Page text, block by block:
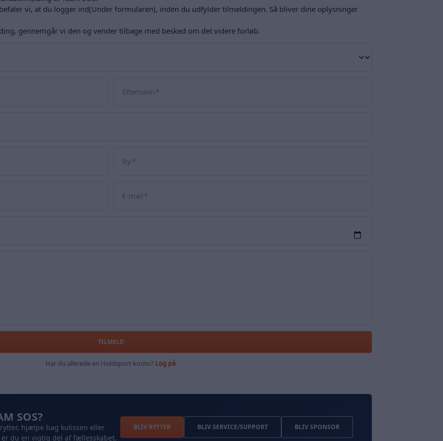
vi, at du logger ind(Under formularen), inden du udfylder tilmeldingen. Så bliver dine oplysninger
gennemgår vi den og vender tilbage med besked om det videre forløb.
Efternavn
By
E-mail
TILMELD
Har du allerede en Holdsport-konto? Log på
SOS?
hjælpe bag kulissen eller
er du en vigtig del af fællesskabet.
BLIV RYTTER BLIV SERVICE/SUPPORT BLIV SPONSOR